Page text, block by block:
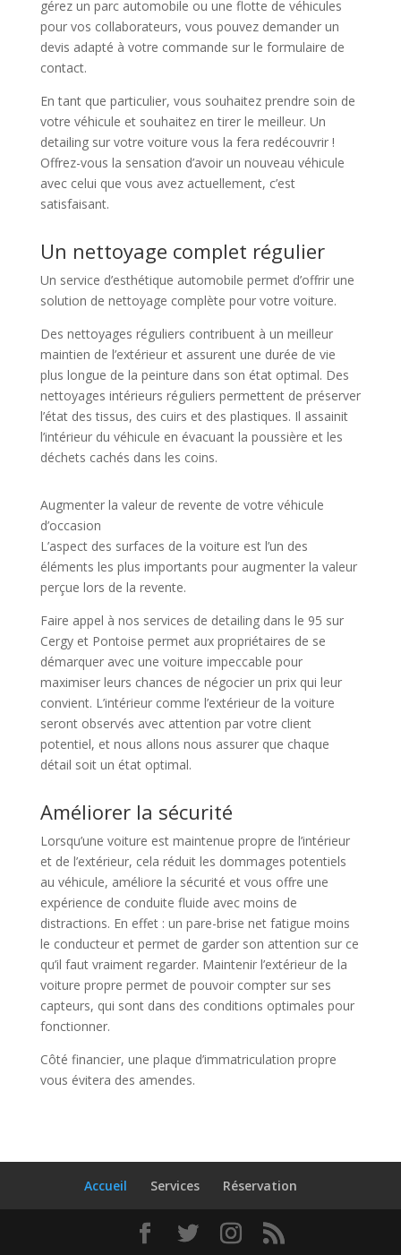
gérez un parc automobile ou une flotte de véhicules
pour vos collaborateurs, vous pouvez demander un
devis adapté à votre commande sur le formulaire de
contact.
En tant que particulier, vous souhaitez prendre soin de
votre véhicule et souhaitez en tirer le meilleur. Un
detailing sur votre voiture vous la fera redécouvrir !
Offrez-vous la sensation d’avoir un nouveau véhicule
avec celui que vous avez actuellement, c’est
satisfaisant.
Un nettoyage complet régulier
Un service d’esthétique automobile permet d’offrir une
solution de nettoyage complète pour votre voiture.
Des nettoyages réguliers contribuent à un meilleur
maintien de l’extérieur et assurent une durée de vie
plus longue de la peinture dans son état optimal. Des
nettoyages intérieurs réguliers permettent de préserver
l’état des tissus, des cuirs et des plastiques. Il assainit
l’intérieur du véhicule en évacuant la poussière et les
déchets cachés dans les coins.
Augmenter la valeur de revente de votre véhicule
d’occasion
L’aspect des surfaces de la voiture est l’un des
éléments les plus importants pour augmenter la valeur
perçue lors de la revente.
Faire appel à nos services de detailing dans le 95 sur
Cergy et Pontoise permet aux propriétaires de se
démarquer avec une voiture impeccable pour
maximiser leurs chances de négocier un prix qui leur
convient. L’intérieur comme l’extérieur de la voiture
seront observés avec attention par votre client
potentiel, et nous allons nous assurer que chaque
détail soit un état optimal.
Améliorer la sécurité
Lorsqu’une voiture est maintenue propre de l’intérieur
et de l’extérieur, cela réduit les dommages potentiels
au véhicule, améliore la sécurité et vous offre une
expérience de conduite fluide avec moins de
distractions. En effet : un pare-brise net fatigue moins
le conducteur et permet de garder son attention sur ce
qu’il faut vraiment regarder. Maintenir l’extérieur de la
voiture propre permet de pouvoir compter sur ses
capteurs, qui sont dans des conditions optimales pour
fonctionner.
Côté financier, une plaque d’immatriculation propre
vous évitera des amendes.
Accueil Services Réservation